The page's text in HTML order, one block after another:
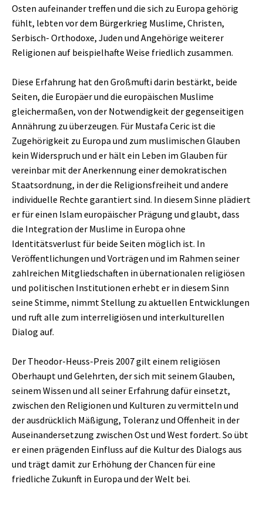
Osten aufeinander treffen und die sich zu Europa gehörig
fühlt, lebten vor dem Bürgerkrieg Muslime, Christen,
Serbisch- Orthodoxe, Juden und Angehörige weiterer
Religionen auf beispielhafte Weise friedlich zusammen.
Diese Erfahrung hat den Großmufti darin bestärkt, beide
Seiten, die Europäer und die europäischen Muslime
gleichermaßen, von der Notwendigkeit der gegenseitigen
Annährung zu überzeugen. Für Mustafa Ceric ist die
Zugehörigkeit zu Europa und zum muslimischen Glauben
kein Widerspruch und er hält ein Leben im Glauben für
vereinbar mit der Anerkennung einer demokratischen
Staatsordnung, in der die Religionsfreiheit und andere
individuelle Rechte garantiert sind. In diesem Sinne plädiert
er für einen Islam europäischer Prägung und glaubt, dass
die Integration der Muslime in Europa ohne
Identitätsverlust für beide Seiten möglich ist. In
Veröffentlichungen und Vorträgen und im Rahmen seiner
zahlreichen Mitgliedschaften in übernationalen religiösen
und politischen Institutionen erhebt er in diesem Sinn
seine Stimme, nimmt Stellung zu aktuellen Entwicklungen
und ruft alle zum interreligiösen und interkulturellen
Dialog auf.
Der Theodor-Heuss-Preis 2007 gilt einem religiösen
Oberhaupt und Gelehrten, der sich mit seinem Glauben,
seinem Wissen und all seiner Erfahrung dafür einsetzt,
zwischen den Religionen und Kulturen zu vermitteln und
der ausdrücklich Mäßigung, Toleranz und Offenheit in der
Auseinandersetzung zwischen Ost und West fordert. So übt
er einen prägenden Einfluss auf die Kultur des Dialogs aus
und trägt damit zur Erhöhung der Chancen für eine
friedliche Zukunft in Europa und der Welt bei.